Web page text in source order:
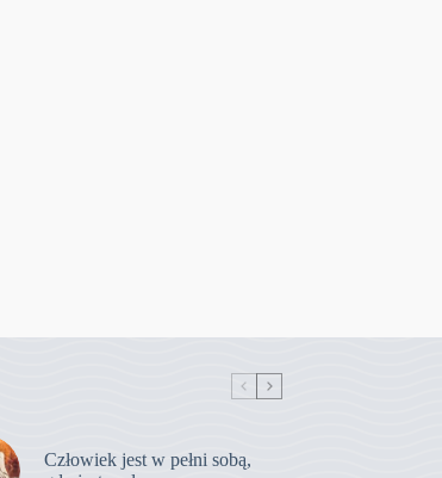
Człowiek jest w pełni sobą,